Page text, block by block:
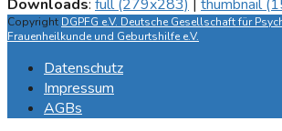
Downloads: full (279x283) | thumbnail
Copyright DGPFG e.V. Deutsche Gesellschaft für
Frauenheilkunde und Geburtshilfe e.V.
Datenschutz
Impressum
AGBs